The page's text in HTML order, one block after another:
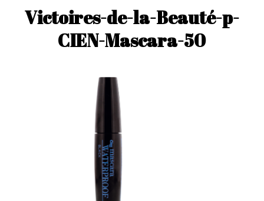
Victoires-de-la-Beauté-p-
CIEN-Mascara-50